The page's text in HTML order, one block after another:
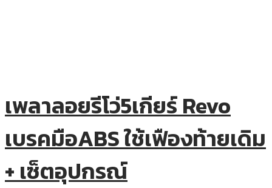
เพลาลอยรีโว่5เกียร์ Revo
เบรคมือABS ใช้เฟืองท้ายเดิม
+ เซ็ตอุปกรณ์